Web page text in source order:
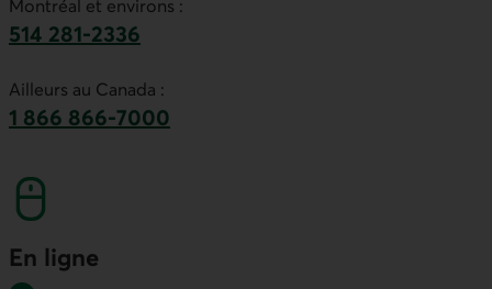
Montréal et environs :
514 281-2336
Ailleurs au Canada :
1 866 866-7000
En ligne